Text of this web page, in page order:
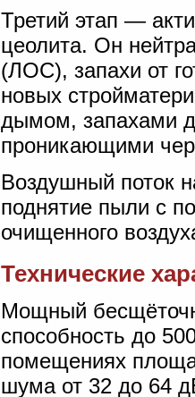
Третий этап —
цеолита. Он
(ЛОС), запахи от
новых
дымом, запахами
проникающими
Воздушный поток
поднятие пыли с
очищенного
Технические
Мощный
способность до
помещениях
шума от 32 до 64